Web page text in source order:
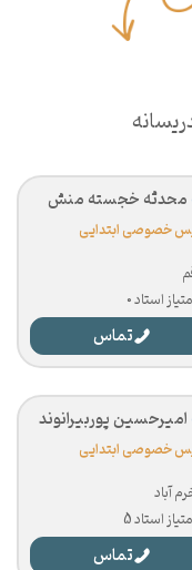
خصوصی ابتدایی
استاد 0
تماس
خصوصی ابتدایی
آباد
استاد 5
تماس